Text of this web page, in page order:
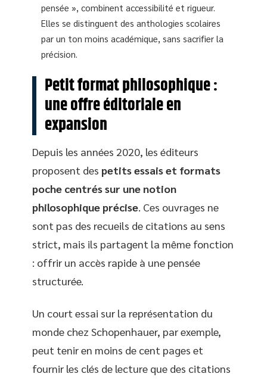
pensée », combinent accessibilité et rigueur.
Elles se distinguent des anthologies scolaires
par un ton moins académique, sans sacrifier la
précision.
Petit format philosophique :
une offre éditoriale en
expansion
Depuis les années 2020, les éditeurs
proposent des petits essais et formats
poche centrés sur une notion
philosophique précise. Ces ouvrages ne
sont pas des recueils de citations au sens
strict, mais ils partagent la même fonction
: offrir un accès rapide à une pensée
structurée.
Un court essai sur la représentation du
monde chez Schopenhauer, par exemple,
peut tenir en moins de cent pages et
fournir les clés de lecture que des citations